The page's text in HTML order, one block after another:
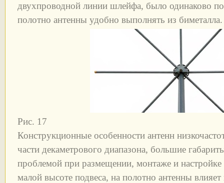
двухпроводной линии шлейфа, было одинаково
полотно антенны удобно выполнять из
Рис. 17
Конструкционные особенности антенн
части декаметрового диапазона, большие
проблемой при размещении, монтаже и
малой высоте подвеса, на полотно антенны